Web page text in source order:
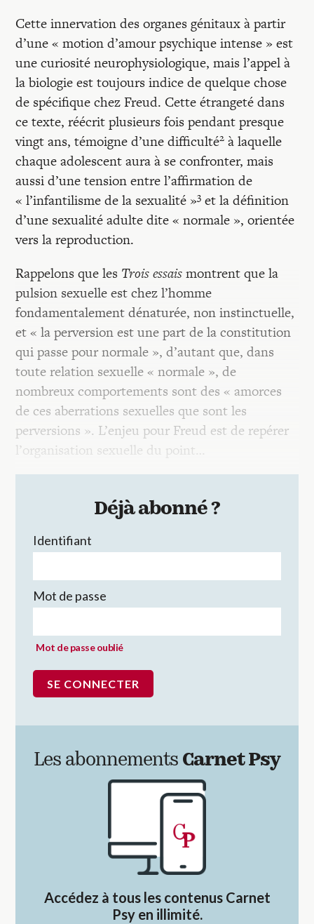
Cette innervation des organes génitaux à partir
d’une « motion d’amour psychique intense » est
une curiosité neurophysiologique, mais l’appel à
la biologie est toujours indice de quelque chose
de spécifique chez Freud. Cette étrangeté dans
ce texte, réécrit plusieurs fois pendant presque
vingt ans, témoigne d’une difficulté2 à laquelle
chaque adolescent aura à se confronter, mais
aussi d’une tension entre l’affirmation de
« l’infantilisme de la sexualité »3 et la définition
d’une sexualité adulte dite « normale », orientée
vers la reproduction.
Rappelons que les Trois essaismontrent que la
pulsion sexuelle est chez l’homme
fondamentalement dénaturée, non instinctuelle,
et « la perversion est une part de la constitution
qui passe pour normale », d’autant que, dans
toute relation sexuelle « normale », de
nombreux comportements sont des « amorces
de ces aberrations sexuelles que sont les
perversions ». L’enjeu pour Freud est de repérer
l’organisation sexuelle du point…
Déjà abonné ?
Identifiant
Mot de passe
Mot de passe oublié
Les abonnements Carnet Psy
Accédez à tous les contenus Carnet
Psy en illimité.